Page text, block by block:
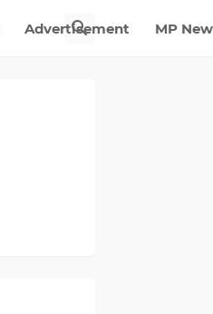
Advertisement MP